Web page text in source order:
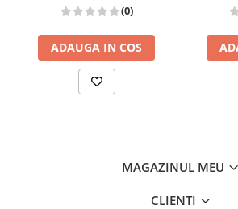
(0)
ADAUGA IN COS
MAGAZINUL MEU
CLIENTI